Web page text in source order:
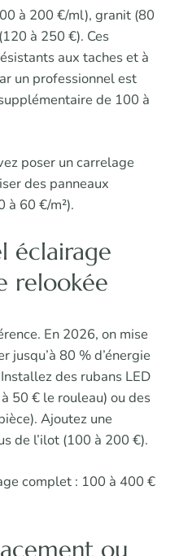
à 200 €/ml), granit (80
à 250 €). Ces
aux taches et à
un professionnel est
de 100 à
poser un carrelage
des panneaux
à 60 €/m²).
éclairage
relookée
En 2026, on mise
jusqu’à 80 % d’énergie
des rubans LED
50 € le rouleau) ou des
Ajoutez une
de l’ilot (100 à 200 €).
complet : 100 à 400 €
ou